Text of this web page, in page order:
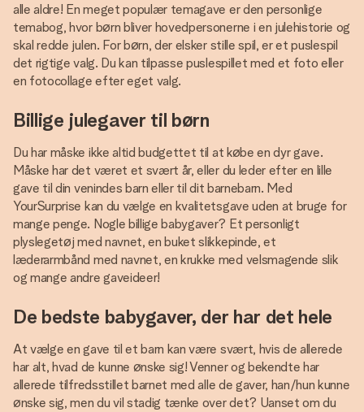
alle aldre! En meget populær temagave er den personlige
temabog, hvor børn bliver hovedpersonerne i en julehistorie og
skal redde julen. For børn, der elsker stille spil, er et puslespil
det rigtige valg. Du kan tilpasse puslespillet med et foto eller
en fotocollage efter eget valg.
Billige julegaver til børn
Du har måske ikke altid budgettet til at købe en dyr gave.
Måske har det været et svært år, eller du leder efter en lille
gave til din venindes barn eller til dit barnebarn. Med
YourSurprise kan du vælge en kvalitetsgave uden at bruge for
mange penge. Nogle billige babygaver? Et personligt
plyslegetøj med navnet, en buket slikkepinde, et
læderarmbånd med navnet, en krukke med velsmagende slik
og mange andre gaveideer!
De bedste babygaver, der har det hele
At vælge en gave til et barn kan være svært, hvis de allerede
har alt, hvad de kunne ønske sig! Venner og bekendte har
allerede tilfredsstillet barnet med alle de gaver, han/hun kunne
ønske sig, men du vil stadig tænke over det? Uanset om du